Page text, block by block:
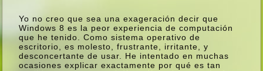
Yo no creo que sea una exageración decir que
Windows 8 es la peor experiencia de computación
que he tenido. Como sistema operativo de
escritorio, es molesto, frustrante, irritante, y
desconcertante de usar. He intentado en muchas
ocasiones explicar exactamente por qué es tan